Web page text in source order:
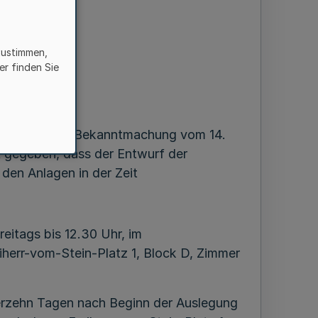
der Bekanntmachung vom 14.
dass der Entwurf der
Anlagen in der Zeit
bis 12.30 Uhr, im
vom-Stein-Platz 1, Block D, Zimmer
Tagen nach Beginn der Auslegung
finden Sie